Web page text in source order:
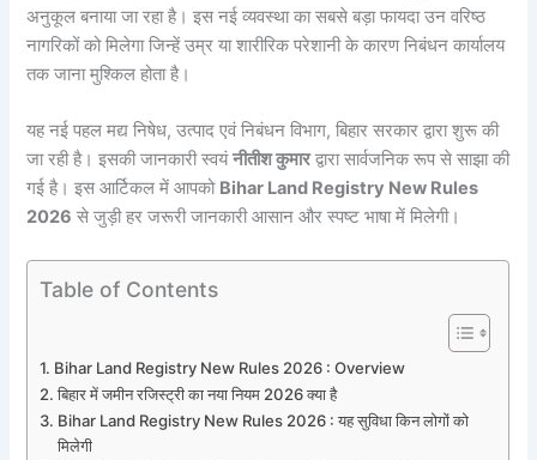
अनुकूल बनाया जा रहा है। इस नई व्यवस्था का सबसे बड़ा फायदा उन वरिष्ठ
नागरिकों को मिलेगा जिन्हें उम्र या शारीरिक परेशानी के कारण निबंधन कार्यालय
तक जाना मुश्किल होता है।
यह नई पहल मद्य निषेध, उत्पाद एवं निबंधन विभाग, बिहार सरकार द्वारा शुरू की
जा रही है। इसकी जानकारी स्वयंनीतीश कुमारद्वारा सार्वजनिक रूप से साझा की
गई है। इस आर्टिकल में आपको Bihar Land Registry New Rules
2026 से जुड़ी हर जरूरी जानकारी आसान और स्पष्ट भाषा में मिलेगी।
Table of Contents
Bihar Land Registry New Rules 2026 : Overview
बिहार में जमीन रजिस्ट्री का नया नियम 2026 क्या है
Bihar Land Registry New Rules 2026 : यह सुविधा किन लोगों को
मिलेगी